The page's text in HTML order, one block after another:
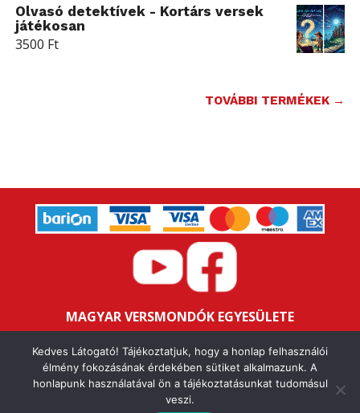
Olvasó detektívek - Kortárs versek
játékosan
3500 Ft
TOVÁBBI TERMÉKEK →
MAGYAR VERSMONDÓK EGYESÜLETE
Bankszámlaszám: 16200106-11646259
Adószám: 18047352-1-43
ÁSZF
Kedves Látogató! Tájékoztatjuk, hogy a honlap felhasználói
élmény fokozásának érdekében sütiket alkalmazunk. A
honlapunk használatával ön a tájékoztatásunkat tudomásul
veszi.